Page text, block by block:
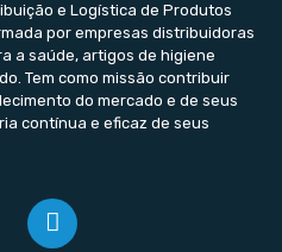
e Logística de Produtos
por empresas distribuidoras
a saúde, artigos de higiene
Tem como missão contribuir
do mercado e de seus
contínua e eficaz de seus